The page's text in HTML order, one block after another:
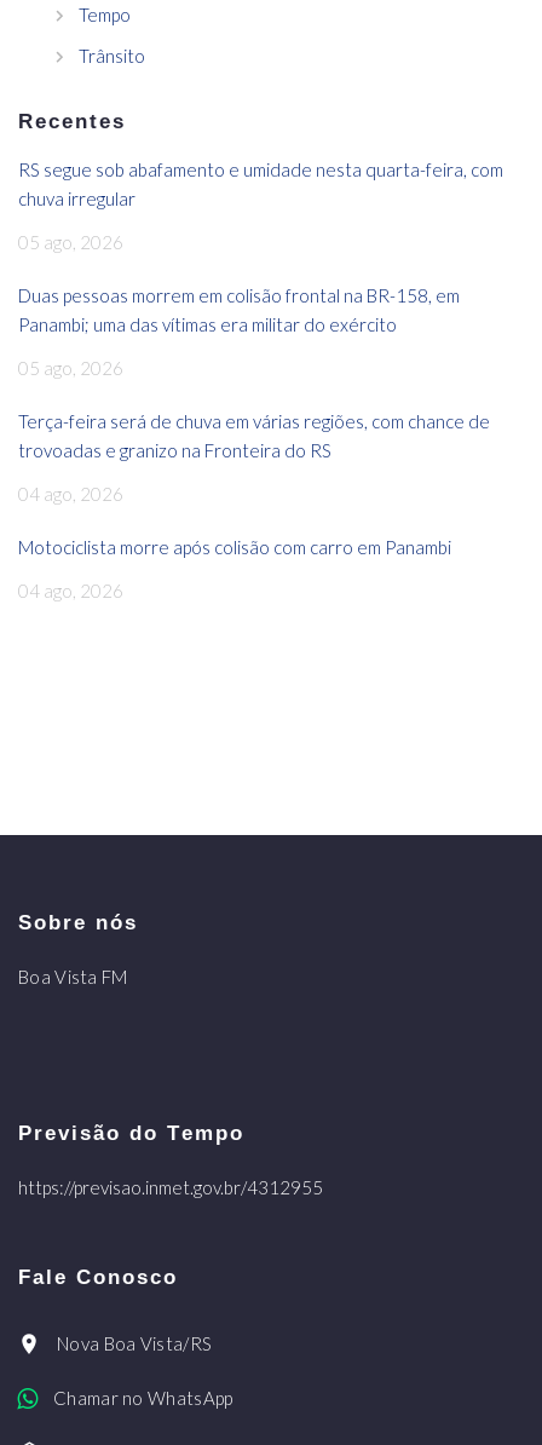
Tempo
Trânsito
Recentes
RS segue sob abafamento e umidade nesta quarta-feira, com
chuva irregular
05 ago, 2026
Duas pessoas morrem em colisão frontal na BR-158, em
Panambi; uma das vítimas era militar do exército
05 ago, 2026
Terça-feira será de chuva em várias regiões, com chance de
trovoadas e granizo na Fronteira do RS
04 ago, 2026
Motociclista morre após colisão com carro em Panambi
04 ago, 2026
Sobre nós
Boa Vista FM
Previsão do Tempo
https://previsao.inmet.gov.br/4312955
Fale Conosco
Nova Boa Vista/RS
Chamar no WhatsApp